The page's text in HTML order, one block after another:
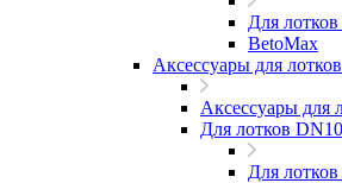
Для
BetoMax
Аксессуары для лотков
Аксессуары для
Для лотков
Для